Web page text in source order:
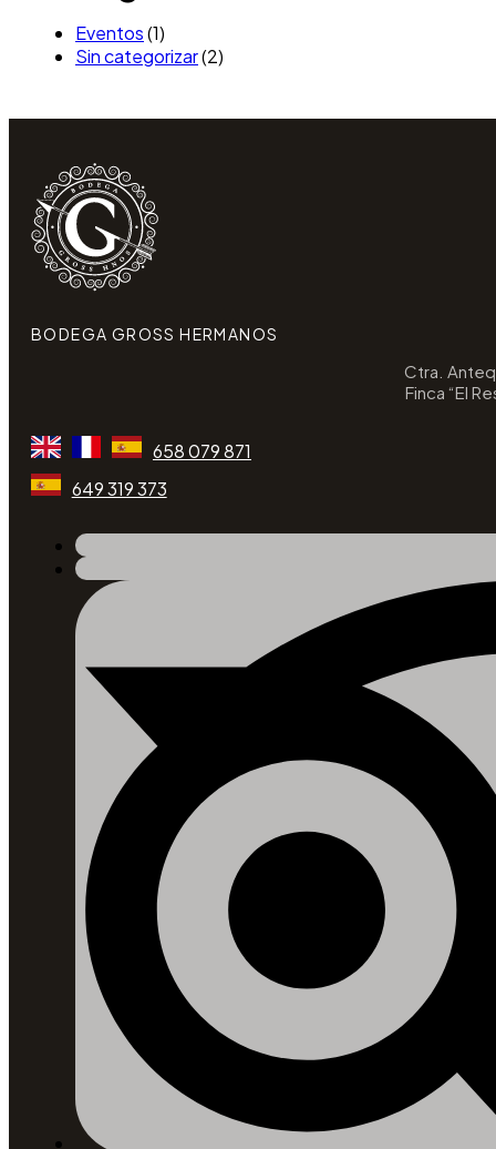
Eventos(1)
Sin categorizar(2)
BODEGA GROSS HERMANOS
Ctra.
Finca “El
658 079 871
649 319 373